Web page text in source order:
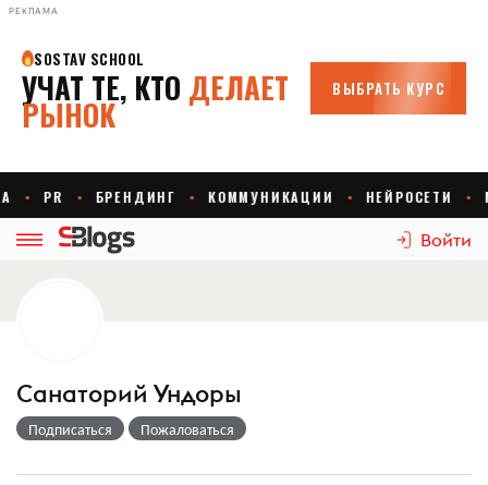
РЕКЛАМА
Войти
Санаторий Ундоры
Подписаться Пожаловаться